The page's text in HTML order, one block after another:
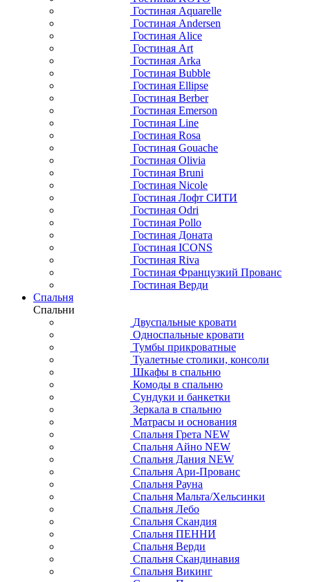
Гостиная Aquarelle
Гостиная Andersen
Гостиная Alice
Гостиная Art
Гостиная Arka
Гостиная Bubble
Гостиная Ellipse
Гостиная Berber
Гостиная Emerson
Гостиная Line
Гостиная Rosa
Гостиная Gouache
Гостиная Olivia
Гостиная Bruni
Гостиная Nicole
Гостиная Лофт СИТИ
Гостиная Odri
Гостиная Pollo
Гостиная Доната
Гостиная ICONS
Гостиная Riva
Гостиная Французкий Прованс
Гостиная Верди
Спальня
Спальни
Двуспальные кровати
Односпальные кровати
Тумбы прикроватные
Туалетные столики, консоли
Шкафы в спальню
Комоды в спальню
Сундуки и банкетки
Зеркала в спальню
Матрасы и основания
Спальня Грета NEW
Спальня Айно NEW
Спальня Дания NEW
Спальня Ари-Прованс
Спальня Рауна
Спальня Мальта/Хельсинки
Спальня Лебо
Спальня Скандия
Спальня ПЕННИ
Спальня Верди
Спальня Скандинавия
Спальня Викинг